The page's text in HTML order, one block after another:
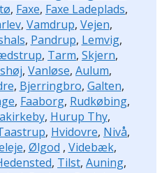
, Faxe, Faxe Ladeplads,
, Vamdrup, Vejen,
, Pandrup, Lemvig,
, Tarm, Skjern,
, Vanløse, Aulum,
, Bjerringbro, Galten,
, Faaborg, Rudkøbing,
, Hurup Thy,
, Hvidovre, Nivå,
, Ølgod , Videbæk,
, Tilst, Auning,